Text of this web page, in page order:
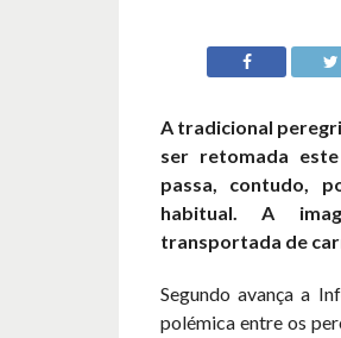
A tradicional
ser retomada
passa, contudo,
habitual. A
transportada de
Segundo avança a
polémica entre os